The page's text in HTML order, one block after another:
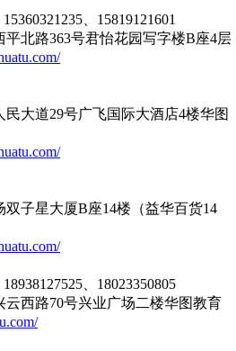
、15819121601
北路363号君怡花园写字楼B座4层
大道29号广飞国际大酒店4楼华图
子星大厦B座14楼（益华百货14
、18023350805
西路70号兴业广场二楼华图教育